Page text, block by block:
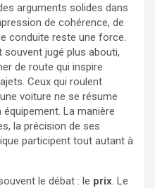
arguments solides dans
de cohérence, de
conduite reste une force.
jugé plus abouti,
de route qui inspire
Ceux qui roulent
voiture ne se résume
La manière
la précision de ses
participent tout autant à
le débat : le prix. Le